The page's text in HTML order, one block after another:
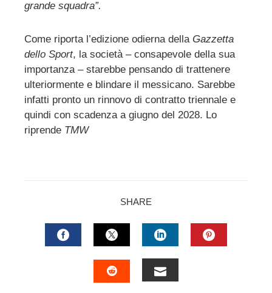
grande squadra”.
Come riporta l’edizione odierna della Gazzetta
dello Sport, la società – consapevole della sua
importanza – starebbe pensando di trattenere
ulteriormente e blindare il messicano. Sarebbe
infatti pronto un rinnovo di contratto triennale e
quindi con scadenza a giugno del 2028. Lo
riprende TMW
SHARE
FACEBOOKTWITTERLINKEDIN